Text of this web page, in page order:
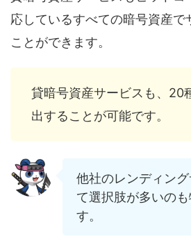
応しているすべての暗号資産で
ことができます。
貸暗号資産サービスも、20
出することが可能です。
他社のレンディン
て選択肢が多いの
す。